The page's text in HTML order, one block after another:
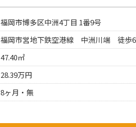
福岡市博多区中洲4丁目 1番9号
福岡市営地下鉄空港線 中洲川端 徒歩
47.40㎡
28.39万円
8ヶ月・無